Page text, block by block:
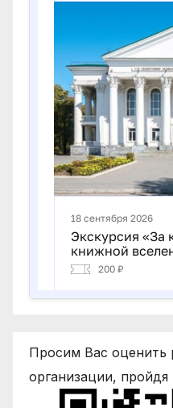
Просим Вас оценить
организации, пройдя